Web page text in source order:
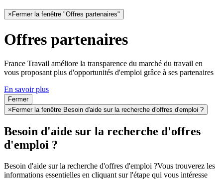
× Fermer la fenêtre "Offres partenaires"
Offres partenaires
France Travail améliore la transparence du marché du travail en
vous proposant plus d'opportunités d'emploi grâce à ses partenaires
En savoir plus
Fermer
× Fermer la fenêtre Besoin d'aide sur la recherche d'offres d'emploi ?
Besoin d'aide sur la recherche d'offres
d'emploi ?
Besoin d'aide sur la recherche d'offres d'emploi ?Vous trouverez les
informations essentielles en cliquant sur l'étape qui vous intéresse